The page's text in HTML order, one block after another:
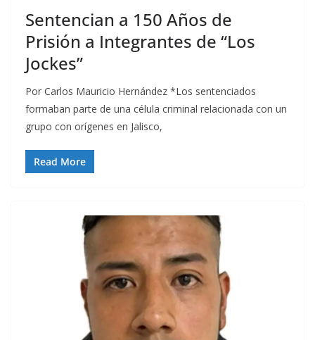
Sentencian a 150 Años de
Prisión a Integrantes de “Los
Jockes”
Por Carlos Mauricio Hernández *Los sentenciados
formaban parte de una célula criminal relacionada con un
grupo con orígenes en Jalisco,
Read More